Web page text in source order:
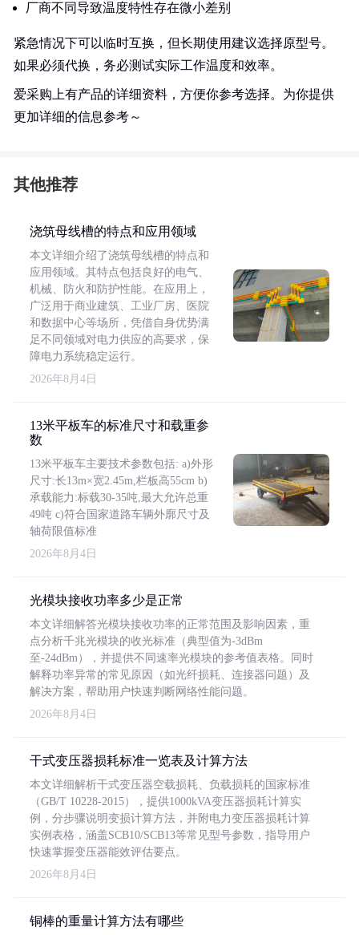
厂商不同导致温度特性存在微小差别
紧急情况下可以临时互换，但长期使用建议选择原型号。
如果必须代换，务必测试实际工作温度和效率。
爱采购上有产品的详细资料，方便你参考选择。为你提供
更加详细的信息参考～
其他推荐
浇筑母线槽的特点和应用领域
本文详细介绍了浇筑母线槽的特点和
应用领域。其特点包括良好的电气、
机械、防火和防护性能。在应用上，
广泛用于商业建筑、工业厂房、医院
和数据中心等场所，凭借自身优势满
足不同领域对电力供应的高要求，保
障电力系统稳定运行。
2026年8月4日
13米平板车的标准尺寸和载重参
数
13米平板车主要技术参数包括: a)外形
尺寸:长13m×宽2.45m,栏板高55cm b)
承载能力:标载30-35吨,最大允许总重
49吨 c)符合国家道路车辆外廓尺寸及
轴荷限值标准
2026年8月4日
光模块接收功率多少是正常
本文详细解答光模块接收功率的正常范围及影响因素，重
点分析千兆光模块的收光标准（典型值为-3dBm
至-24dBm），并提供不同速率光模块的参考值表格。同时
解释功率异常的常见原因（如光纤损耗、连接器问题）及
解决方案，帮助用户快速判断网络性能问题。
2026年8月4日
干式变压器损耗标准一览表及计算方法
本文详细解析干式变压器空载损耗、负载损耗的国家标准
（GB/T 10228-2015），提供1000kVA变压器损耗计算实
例，分步骤说明变损计算方法，并附电力变压器损耗计算
实例表格，涵盖SCB10/SCB13等常见型号参数，指导用户
快速掌握变压器能效评估要点。
2026年8月4日
铜棒的重量计算方法有哪些